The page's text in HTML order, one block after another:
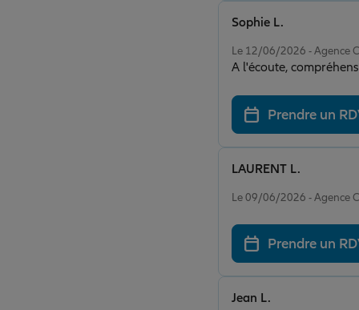
Le 12/06/2026 - Agence
Sophie L.
Prendre un
Le 09/06/2026 - Agence
LAURENT L.
Prendre un
Jean L.